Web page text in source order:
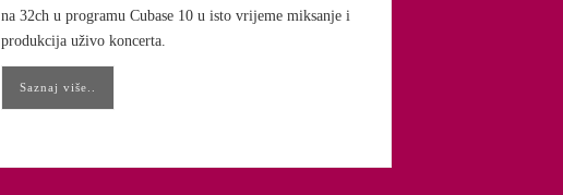
na 32ch u programu Cubase 10 u isto vrijeme miksanje i
produkcija uživo koncerta.
Saznaj više..